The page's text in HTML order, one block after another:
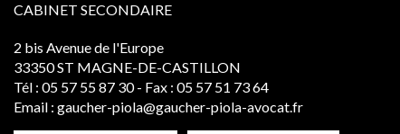
CABINET SECONDAIRE
2 bis Avenue de l'Europe
33350 ST MAGNE-DE-CASTILLON
Tél : 05 57 55 87 30 - Fax : 05 57 51 73 64
Email : gaucher-piola@gaucher-piola-avocat.fr